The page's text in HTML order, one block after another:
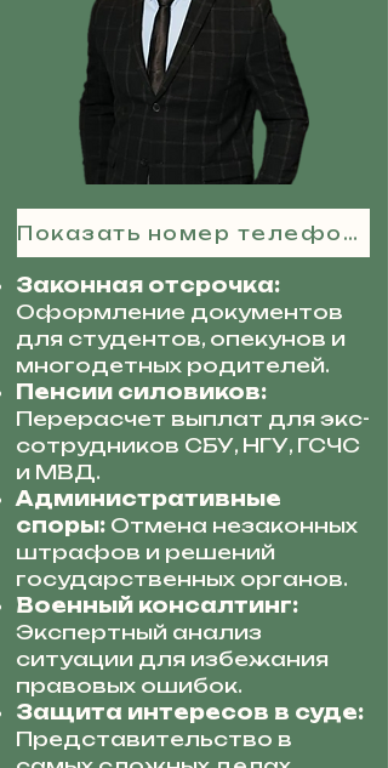
Показать номер телефона
Законная отсрочка:
Оформление документов
для студентов, опекунов и
многодетных родителей.
Пенсии силовиков:
Перерасчет выплат для экс-
сотрудников СБУ, НГУ, ГСЧС
и МВД.
Административные
споры: Отмена незаконных
штрафов и решений
государственных органов.
Военный консалтинг:
Экспертный анализ
ситуации для избежания
правовых ошибок.
Защита интересов в суде:
Представительство в